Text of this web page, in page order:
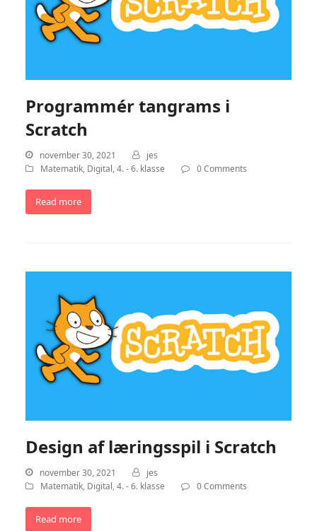
Programmér tangrams i
Scratch
november 30, 2021
jes
Matematik, Digital,4. - 6. klasse 0 Comments
Read more
Design af læringsspil i Scratch
november 30, 2021
jes
Matematik, Digital,4. - 6. klasse 0 Comments
Read more